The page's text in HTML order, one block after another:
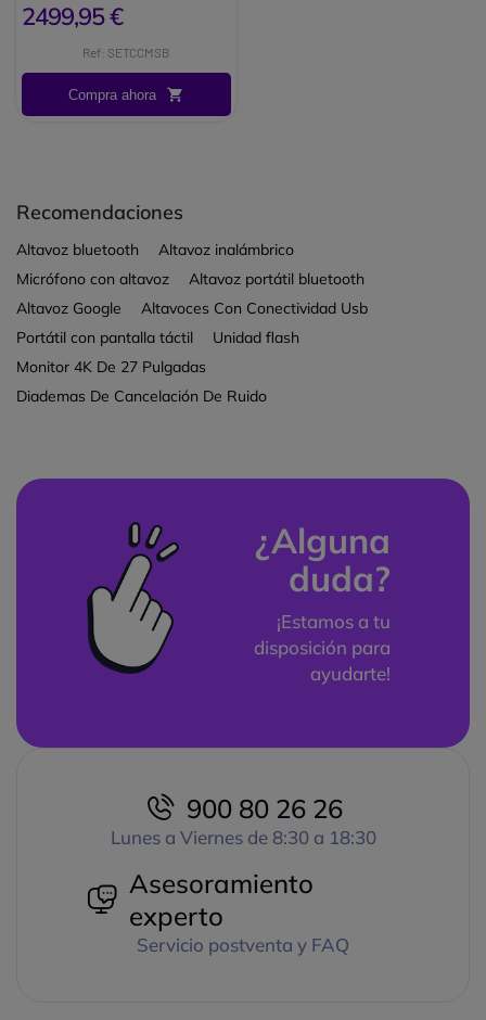
Tipo de micrófono: Micrófono
(electret SMD). Rango de
frecuencia de audio: 0 d.
2499,95 €
Ref: SETCCMSB
Compra ahora
Recomendaciones
Altavoz bluetooth
Altavoz inalámbrico
Micrófono con altavoz
Altavoz portátil bluetooth
Altavoz Google
Altavoces Con Conectividad Usb
Portátil con pantalla táctil
Unidad flash
Monitor 4K De 27 Pulgadas
Diademas De Cancelación De Ruido
¿Alguna
duda?
¡Estamos a tu
disposición para
ayudarte!
900 80 26 26
Lunes a Viernes de 8:30 a 18:30
Asesoramiento
experto
Servicio postventa y FAQ